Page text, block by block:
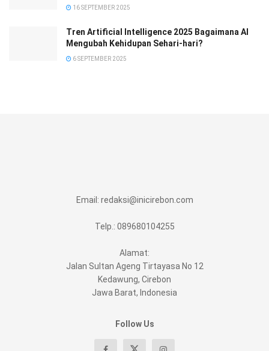
16 SEPTEMBER 2025
Tren Artificial Intelligence 2025 Bagaimana AI
Mengubah Kehidupan Sehari-hari?
6 SEPTEMBER 2025
Email: redaksi@inicirebon.com
Telp.: 089680104255
Alamat:
Jalan Sultan Ageng Tirtayasa No 12
Kedawung, Cirebon
Jawa Barat, Indonesia
Follow Us